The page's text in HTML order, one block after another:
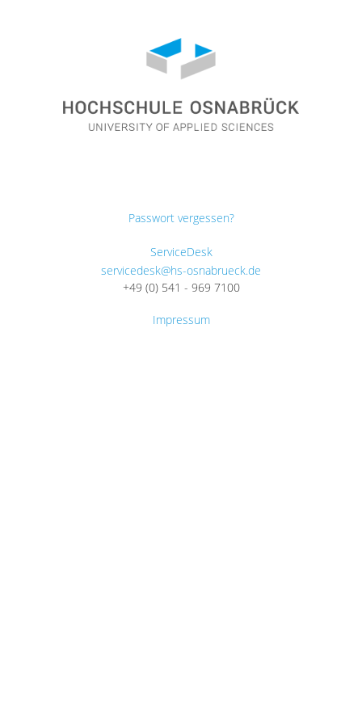
Passwort vergessen?
ServiceDesk
servicedesk@hs-osnabrueck.de
+49 (0) 541 - 969 7100
Impressum